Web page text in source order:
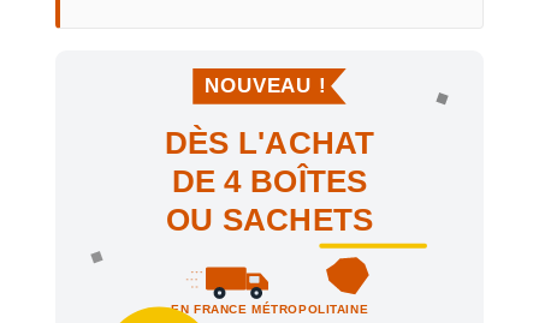
NOUVEAU !
DÈS L'ACHAT
DE 4 BOÎTES
OU SACHETS
EN FRANCE MÉTROPOLITAINE